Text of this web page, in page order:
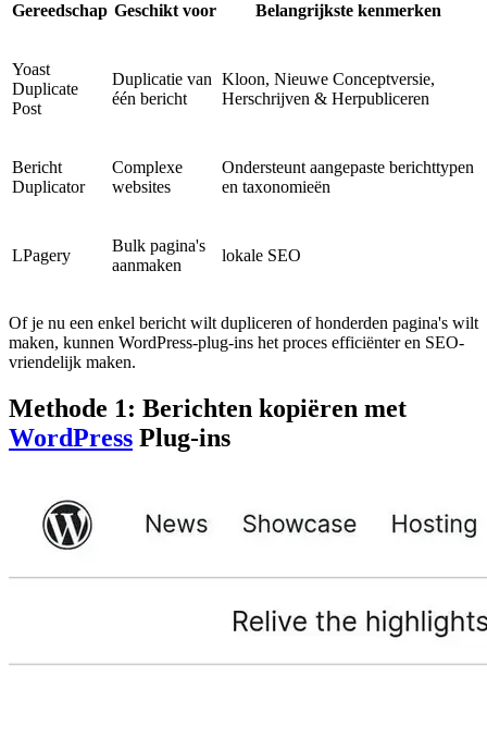
Gereedschap Geschikt voor Belangrijkste kenmerken
Yoast
Duplicate
Post
Duplicatie van
één bericht
Kloon, Nieuwe Conceptversie,
Herschrijven & Herpubliceren
Bericht
Duplicator
Complexe
websites
Ondersteunt aangepaste berichttypen
en taxonomieën
LPagery
Bulk pagina's
aanmaken
lokale SEO
Of je nu een enkel bericht wilt dupliceren of honderden pagina's wilt
maken, kunnen WordPress-plug-ins het proces efficiënter en SEO-
vriendelijk maken.
Methode 1: Berichten kopiëren met
WordPress Plug-ins